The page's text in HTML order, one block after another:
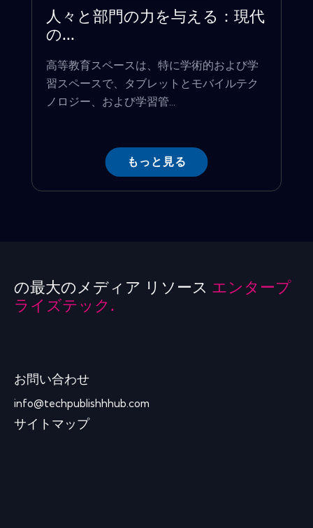
人々と部門の力を与える：現代
の...
高等教育スペースは、特に学術的および学
習スペースで、タブレットとモバイルテク
ノロジー、および学習管...
もっと見る
の最大のメディア リソース エンタープ
ライズテック.
お問い合わせ
info@techpublishhhub.com
サイトマップ